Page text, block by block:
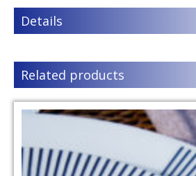
Details
Related products